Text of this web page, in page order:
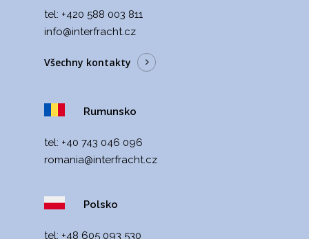
tel: +420 588 003 811
info@interfracht.cz
Všechny kontakty
Rumunsko
tel: +40 743 046 096
romania@interfracht.cz
Polsko
tel: +48 605 093 530